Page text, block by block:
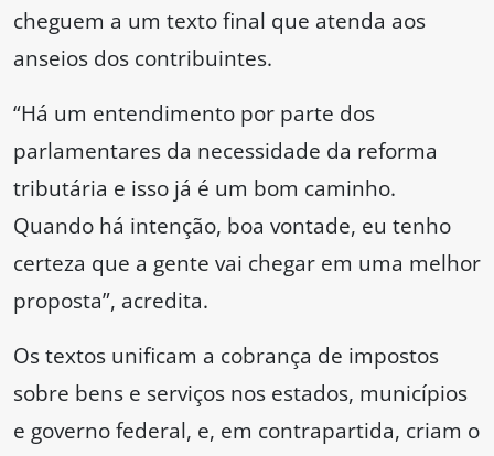
cheguem a um texto final que atenda aos
anseios dos contribuintes.
“Há um entendimento por parte dos
parlamentares da necessidade da reforma
tributária e isso já é um bom caminho.
Quando há intenção, boa vontade, eu tenho
certeza que a gente vai chegar em uma melhor
proposta”, acredita.
Os textos unificam a cobrança de impostos
sobre bens e serviços nos estados, municípios
e governo federal, e, em contrapartida, criam o